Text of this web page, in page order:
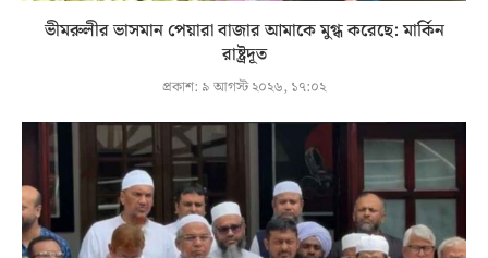
ভীমরুলীর ভাসমান পেয়ারা বাজার আমাকে মুগ্ধ করেছে: মার্কিন
রাষ্ট্রদূত
প্রকাশ: ৯ আগস্ট ২০২৬, ১৭:০২